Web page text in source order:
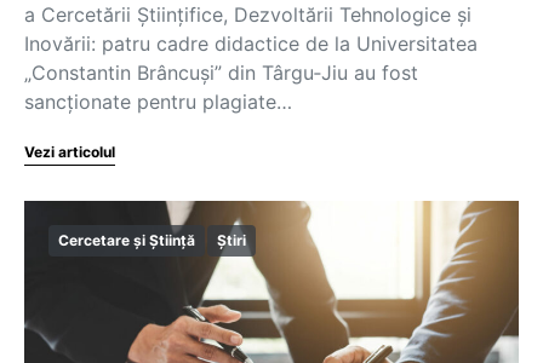
a Cercetării Ştiinţifice, Dezvoltării Tehnologice şi
Inovării: patru cadre didactice de la Universitatea
„Constantin Brâncuşi” din Târgu‐Jiu au fost
sancționate pentru plagiate…
Vezi articolul
Cercetare și Știință Știri